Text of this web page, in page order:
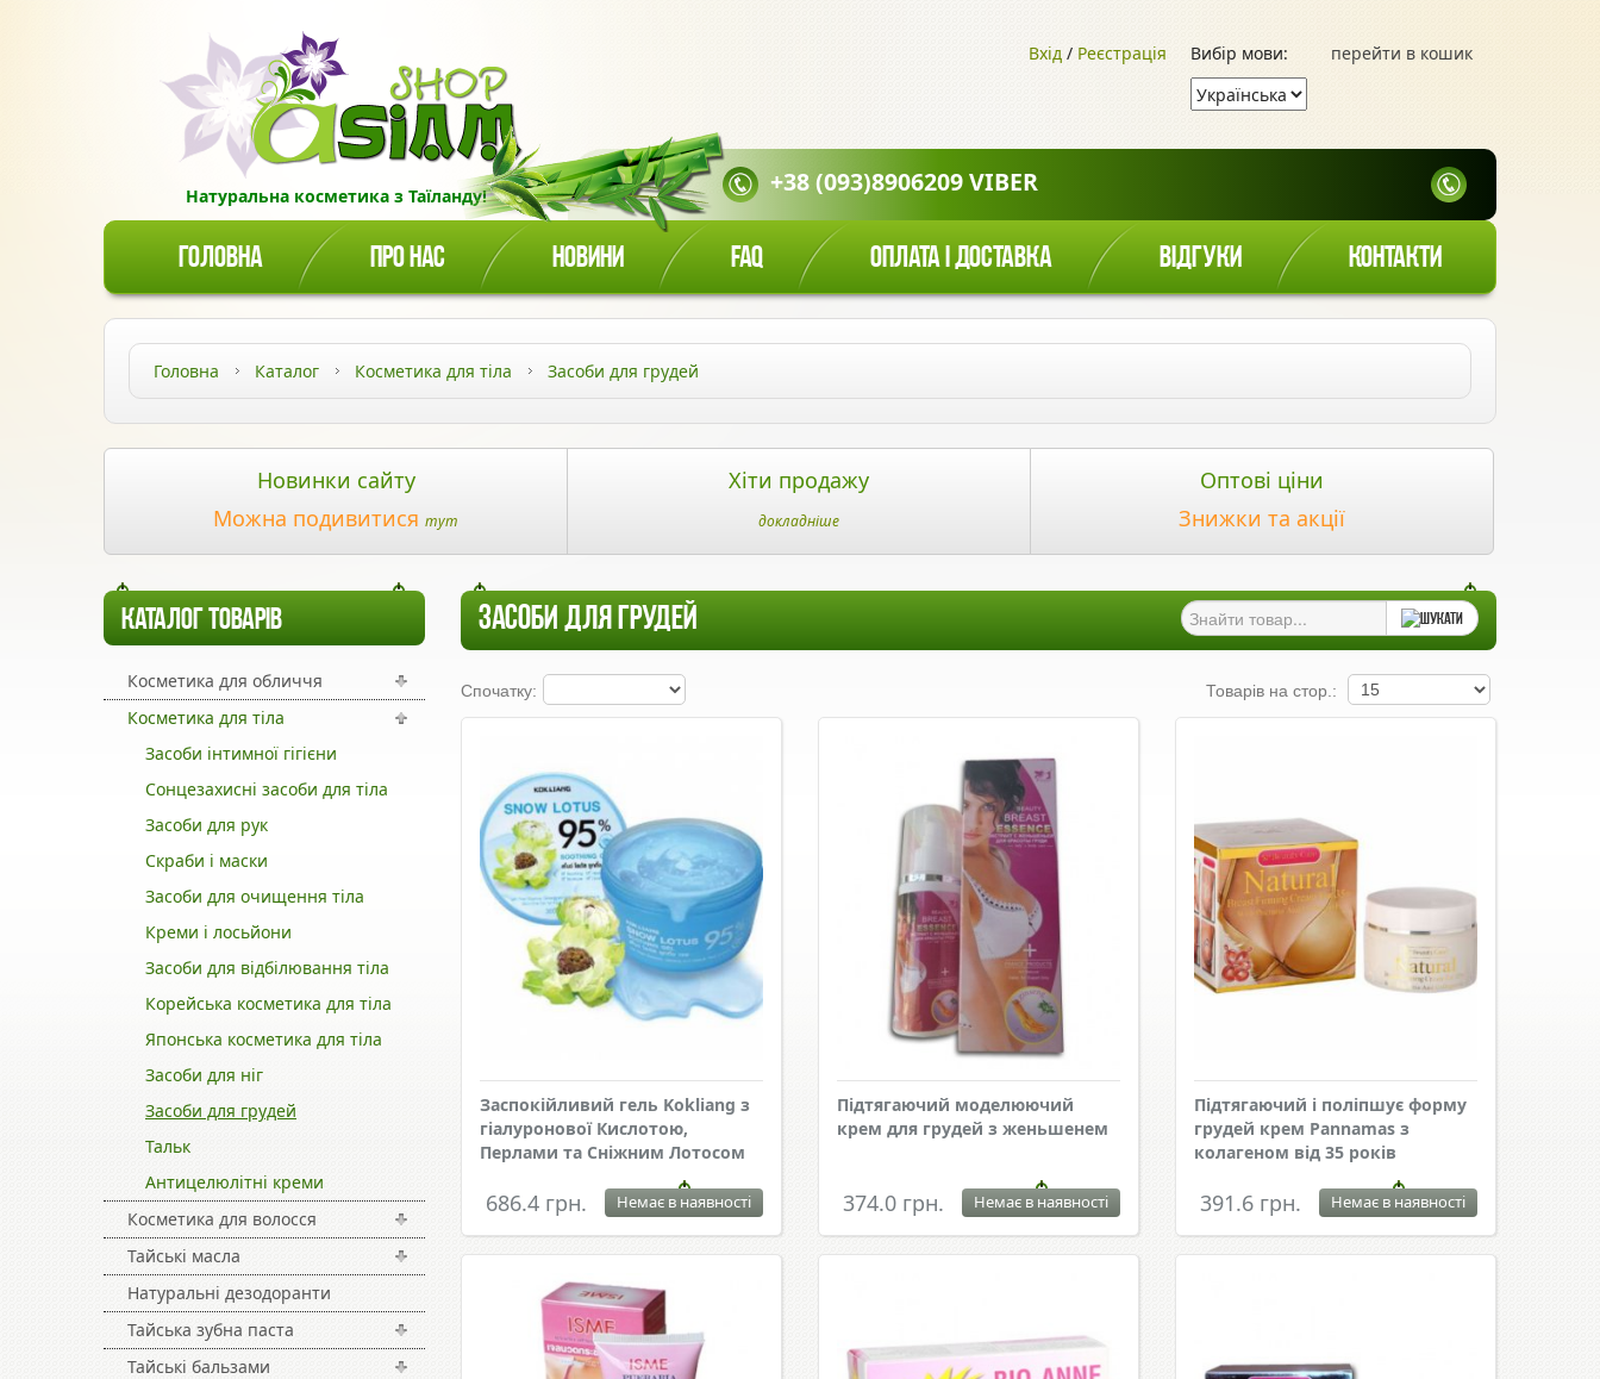
Натуральна косметика з Таїланду!
перейти в кошик
Вибір мови:
Вхід / Реєстрація
+38 (093)8906209 VIBER
ГОЛОВНА ПРО НАС НОВИНИ FAQ ОПЛАТА І ДОСТАВКА ВІДГУКИ КОНТАКТИ
Головна Каталог Косметика для тіла Засоби для грудей
Новинки сайту
Можна подивитися тут
Хіти продажу
докладніше
Оптові ціни
Знижки та акції
КАТАЛОГ ТОВАРІВ
Косметика для обличчя
Косметика для тіла
Засоби інтимної гігієни
Сонцезахисні засоби для тіла
Засоби для рук
Скраби і маски
Засоби для очищення тіла
Креми і лосьйони
Засоби для відбілювання тіла
Корейська косметика для тіла
Японська косметика для тіла
Засоби для ніг
Засоби для грудей
Тальк
Aнтицелюлітні креми
Косметика для волосся
Тайські масла
Натуральні дезодоранти
Тайська зубна паста
Тайські бальзами
ЗАСОБИ ДЛЯ ГРУДЕЙ
Спочатку: Товарів на стор.:
Заспокійливий гель Kokliang з
гіалуронової Кислотою,
Перлами та Сніжним Лотосом
686.4 грн. Немає в наявності
Підтягаючий моделюючий
крем для грудей з женьшенем
374.0 грн. Немає в наявності
Підтягаючий і поліпшує форму
грудей крем Pannamas з
колагеном від 35 років
391.6 грн. Немає в наявності